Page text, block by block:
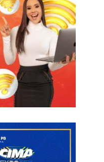
o Sousa tem um dos piores
em disputa no torneio,
dois gols, Inhumas e
menos gols que o
e Humaitá também
campanha do time
conquistadas no
A8, e uma contra o
domingo (31).